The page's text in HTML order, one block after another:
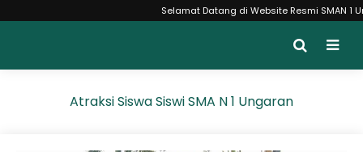
Selamat Datang di Website Resmi SMAN 1
Atraksi Siswa Siswi SMA N 1 Ungaran